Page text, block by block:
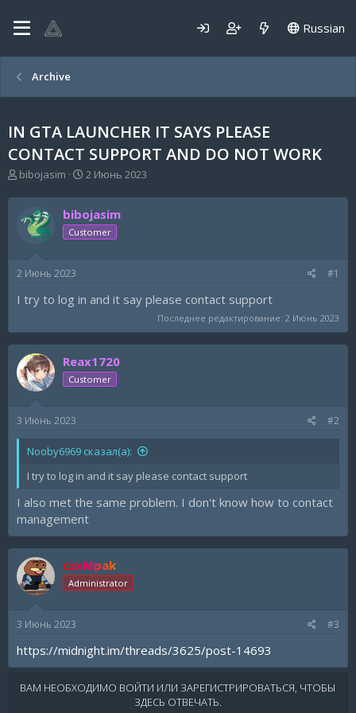
Russian
Archive
IN GTA LAUNCHER IT SAYS PLEASE
CONTACT SUPPORT AND DO NOT WORK
А
т
о
м
bibojasim
Д
т
а
н
а
2 Июнь 2023
bibojasim
Customer
2 Июнь 2023 #1
I try to log in and it say please contact support
Последнее редактирование: 2 Июнь 2023
Reax1720
Customer
3 Июнь 2023 #2
Nooby6969 сказал(а):
I try to log in and it say please contact support
I also met the same problem. I don't know how to contact
management
csxMpak
Administrator
3 Июнь 2023 #3
https://midnight.im/threads/3625/post-14693
ВАМ НЕОБХОДИМО ВОЙТИ ИЛИ ЗАРЕГИСТРИРОВАТЬСЯ, ЧТОБЫ
ЗДЕСЬ ОТВЕЧАТЬ.